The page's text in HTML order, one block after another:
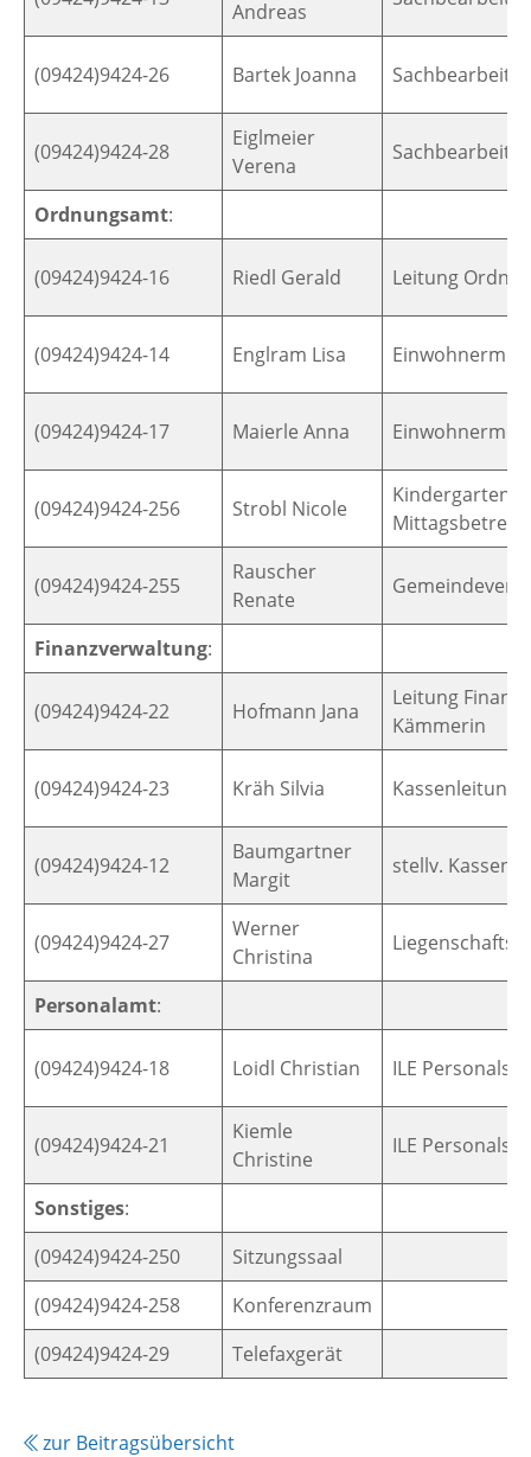
Andreas
(09424)9424-26 Bartek Joanna
(09424)9424-28
Eiglmeier
Verena
Ordnungsamt:
(09424)9424-16 Riedl Gerald Leitung
(09424)9424-14 Englram Lisa
(09424)9424-17 Maierle Anna
(09424)9424-256 Strobl Nicole
(09424)9424-255
Rauscher
Renate
Finanzverwaltung:
(09424)9424-22 Hofmann Jana
Leitung
Kämmerin
(09424)9424-23 Kräh Silvia Kassenleitung
(09424)9424-12
Baumgartner
Margit
stellv.
(09424)9424-27
Werner
Christina
Personalamt:
(09424)9424-18 Loidl Christian ILE
(09424)9424-21
Kiemle
Christine
ILE
Sonstiges:
(09424)9424-250
Sitzungssaal
(09424)9424-258
Konferenzraum
(09424)9424-29
Telefaxgerät
zur Beitragsübersicht